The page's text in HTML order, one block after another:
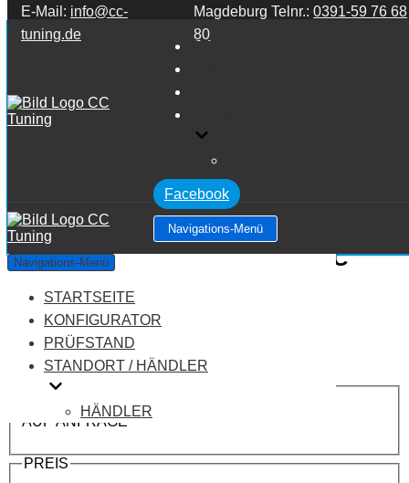
Zum Inhalt springen
E-Mail: info@cc-
tuning.de
Magdeburg Telnr.:0391-59 76 68
80
STARTSEITE
Facebook
Navigations-Menü
Navigations-Menü
STARTSEITE
KONFIGURATOR
PRÜFSTAND
STANDORT / HÄNDLER
HÄNDLER
Mercedes Benz C Klasse W203 C
Klasse C32 AMG V6 3.2
Leistung:354 PS
Drehmoment:450 NM
Motortyp:Benziner
PREIS
AUF ANFRAGE
PREIS